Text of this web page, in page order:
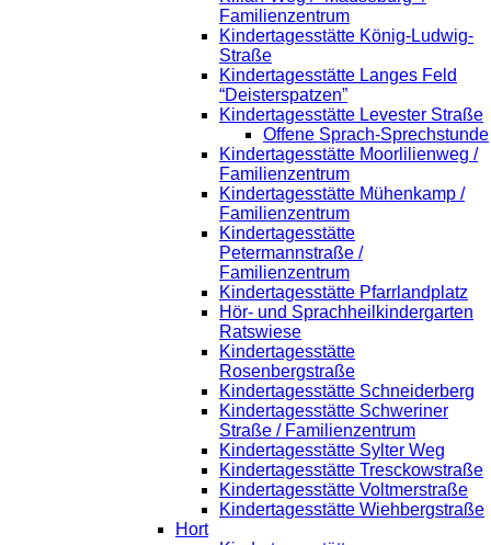
Familienzentrum
Kindertagesstätte König-Ludwig-
Straße
Kindertagesstätte Langes Feld
“Deisterspatzen”
Kindertagesstätte Levester Straße
Offene Sprach-Sprechstunde
Kindertagesstätte Moorlilienweg /
Familienzentrum
Kindertagesstätte Mühenkamp /
Familienzentrum
Kindertagesstätte
Petermannstraße /
Familienzentrum
Kindertagesstätte Pfarrlandplatz
Hör- und Sprachheilkindergarten
Ratswiese
Kindertagesstätte
Rosenbergstraße
Kindertagesstätte Schneiderberg
Kindertagesstätte Schweriner
Straße / Familienzentrum
Kindertagesstätte Sylter Weg
Kindertagesstätte Tresckowstraße
Kindertagesstätte Voltmerstraße
Kindertagesstätte Wiehbergstraße
Hort